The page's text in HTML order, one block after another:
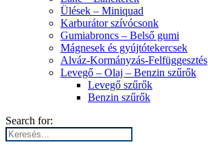
Ülések – Miniquad
Karburátor szívócsonk
Gumiabroncs – Belső gumi
Mágnesek és gyújtótekercsek
Alváz-Kormányzás-Felfüggesztés
Levegő – Olaj – Benzin szűrők
Levegő szűrők
Benzin szűrők
Search for: